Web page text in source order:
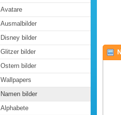
Avatare
Ausmalbilder
Disney bilder
Glitzer bilder
Ostern bilder
Wallpapers
Namen bilder
Alphabete